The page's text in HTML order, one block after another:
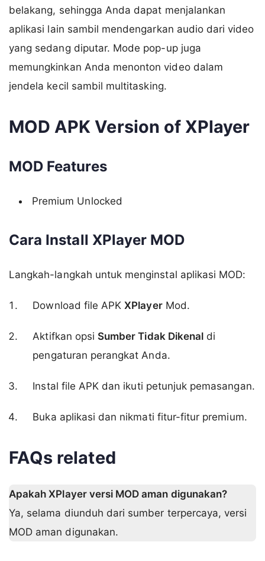
belakang, sehingga Anda dapat menjalankan
aplikasi lain sambil mendengarkan audio dari video
yang sedang diputar. Mode pop-up juga
memungkinkan Anda menonton video dalam
jendela kecil sambil multitasking.
MOD APK Version of XPlayer
MOD Features
Premium Unlocked
Cara Install XPlayer MOD
Langkah-langkah untuk menginstal aplikasi MOD:
Download file APKXPlayerMod.
Aktifkan opsi Sumber Tidak Dikenal di
pengaturan perangkat Anda.
Instal file APK dan ikuti petunjuk pemasangan.
Buka aplikasi dan nikmati fitur-fitur premium.
FAQs related
Apakah XPlayer versi MOD aman digunakan?
Ya, selama diunduh dari sumber terpercaya, versi
MOD aman digunakan.